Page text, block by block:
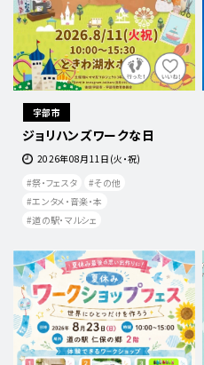
宇部市
ジョリハンズワークな日
2026年08月11日(火・祝)
祭・フェスタ
その他
エンタメ・音楽・本
道の駅・マルシェ